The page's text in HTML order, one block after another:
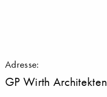
Adresse:
GP Wirth Architekten